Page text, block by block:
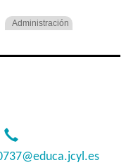
Administración